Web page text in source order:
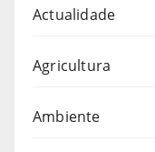
Actualidade
Agricultura
Ambiente